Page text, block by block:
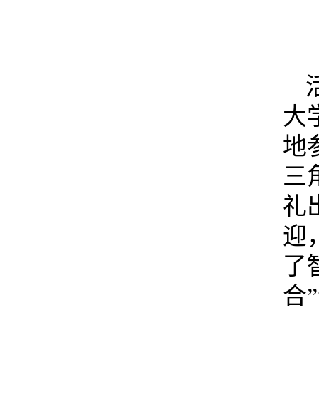
大
地
三
礼
迎
了
合